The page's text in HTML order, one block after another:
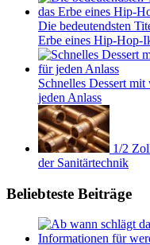
Die bedeutendsten
Erbe eines Hip-Hop-
Schnelles Dessert
jeden Anlass
1/2
der Sanitärtechnik
Beliebteste Beiträge